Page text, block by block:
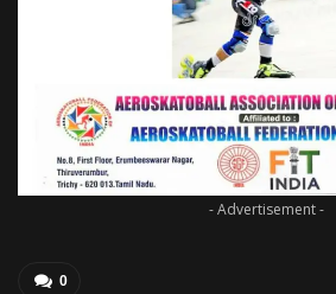
- Advertisement -
0